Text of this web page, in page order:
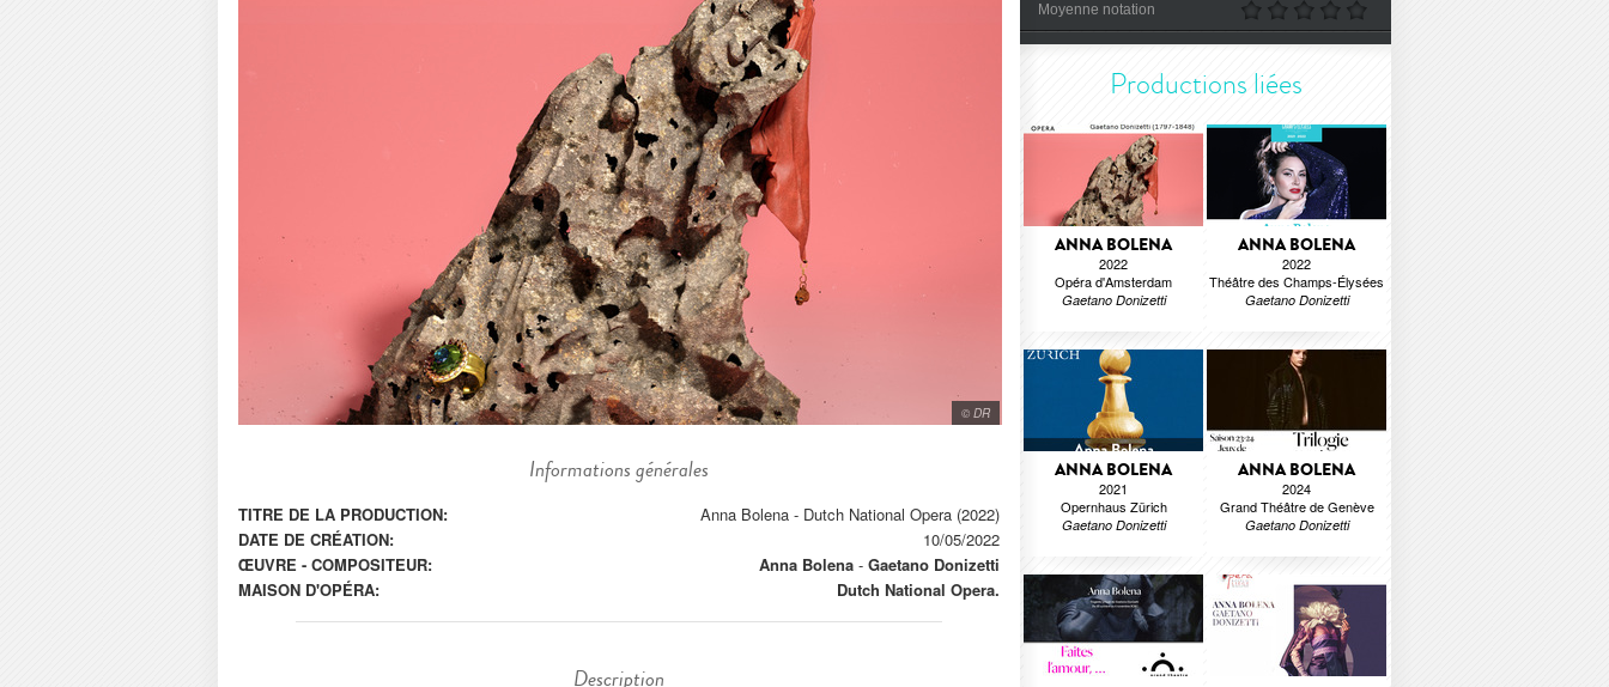
© DR
Informations générales
TITRE DE LA PRODUCTION:
Anna Bolena - Dutch National Opera (2022)
DATE DE CRÉATION:
10/05/2022
ŒUVRE - COMPOSITEUR:
Anna Bolena - Gaetano Donizetti
MAISON D'OPÉRA:
Dutch National Opera.
Description
Moyenne notation
Productions liées
ANNA BOLENA
2022
Opéra d'Amsterdam
Gaetano Donizetti
ANNA BOLENA
2022
Théâtre des Champs-Élysées
Gaetano Donizetti
ANNA BOLENA
2021
Opernhaus Zürich
Gaetano Donizetti
ANNA BOLENA
2024
Grand Théâtre de Genève
Gaetano Donizetti